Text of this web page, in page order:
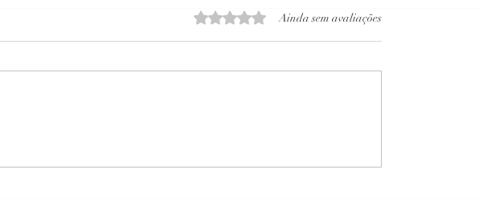
Avaliado com 0 de 5 estrelas.
Ainda sem avaliações